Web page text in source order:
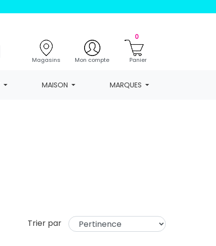
Magasins Mon compte
0
Panier
MAISON MARQUES
Trier par